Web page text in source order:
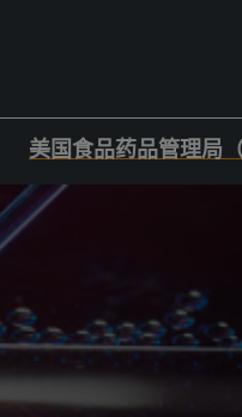
美国食品药品管理局